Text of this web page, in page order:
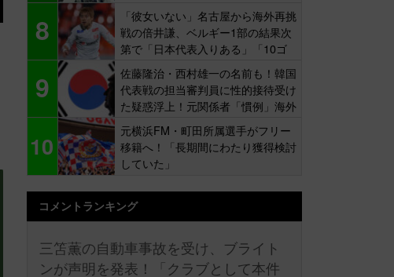
8
「彼女いない」名古屋から海外再挑
戦の倍井謙、ベルギー1部の結果次
第で「日本代表入りある」「10ゴ
ール目標」
9
佐藤隆治・西村雄一の名前も！韓国
代表戦の担当審判員に性的接待受け
た疑惑浮上！元関係者「慣例」海外
報道
10
元横浜FM・町田所属選手がフリー
移籍へ！「長期間にわたり獲得検討
していた」
コメントランキング
三笘薫の自動車事故を受け、ブライト
ンが声明を発表！「クラブとして本件